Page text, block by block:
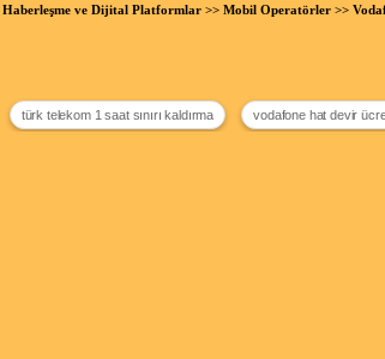
Haberleşme ve Dijital Platformlar>> Mobil Operatörler>>
türk telekom 1 saat sınırı kaldırma vodafone hat devir